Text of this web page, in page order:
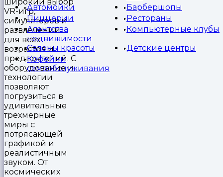
Автомойки
Барбершопы
Пиццерии
Рестораны
Агентства
недвижимости
Компьютерные клубы
Салоны красоты
Детские центры
Кофейни
самообслуживания
VR-игр,
симуляторов и
развлечений
для всех
возрастов и
предпочтений. Современное
оборудование и
технологии
позволяют
погрузиться в
удивительные
трехмерные
миры с
потрясающей
графикой и
реалистичным
звуком. От
космических